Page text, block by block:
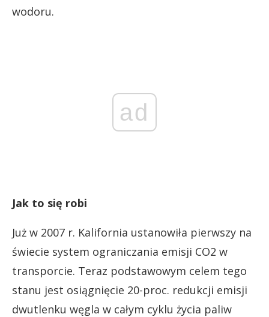
wodoru.
ad
Jak to się robi
Już w 2007 r. Kalifornia ustanowiła pierwszy na
świecie system ograniczania emisji CO2 w
transporcie. Teraz podstawowym celem tego
stanu jest osiągnięcie 20-proc. redukcji emisji
dwutlenku węgla w całym cyklu życia paliw